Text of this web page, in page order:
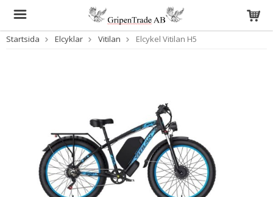
Startsida Elcyklar Vitilan Elcykel Vitilan H5